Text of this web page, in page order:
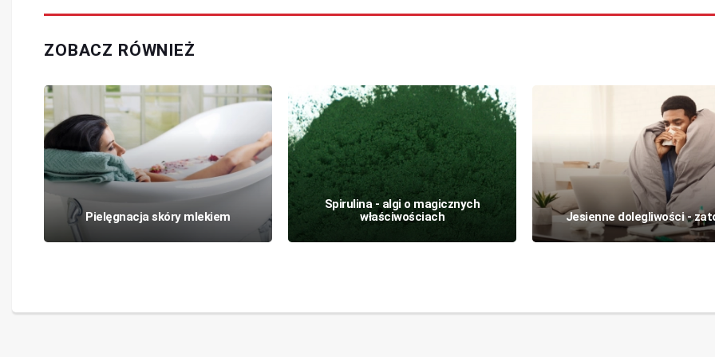
ZOBACZ RÓWNIEŻ
Pielęgnacja skóry mlekiem
Spirulina - algi o magicznych
właściwościach
Jesienne dolegliwości -